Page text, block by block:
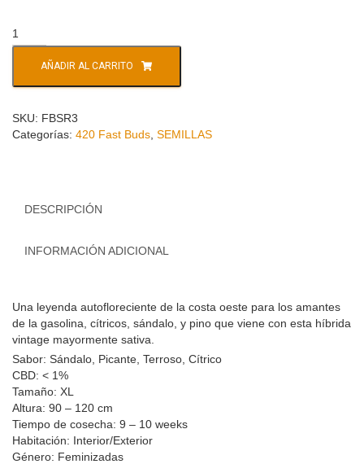
AÑADIR AL CARRITO
SKU: FBSR3
Categorías: 420 Fast Buds SEMILLAS
DESCRIPCIÓN
INFORMACIÓN ADICIONAL
Una leyenda autofloreciente de la costa oeste para los amantes
de la gasolina, cítricos, sándalo, y pino que viene con esta híbrida
vintage mayormente sativa.
Sabor: Sándalo, Picante, Terroso, Cítrico
CBD: < 1%
Tamaño: XL
Altura: 90 – 120 cm
Tiempo de cosecha: 9 – 10 weeks
Habitación: Interior/Exterior
Género: Feminizadas